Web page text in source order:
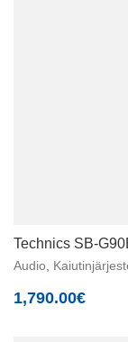
Technics SB-
Audio
1,790.00€